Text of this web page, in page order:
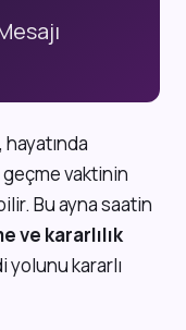
, hayatında
vaktinin
Bu ayna saatin
ve kararlılık
yolunu kararlı